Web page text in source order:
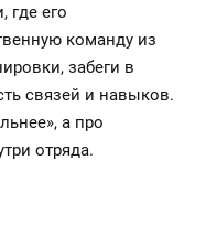
где его
команду из
забеги в
связей и навыков.
а про
отряда.